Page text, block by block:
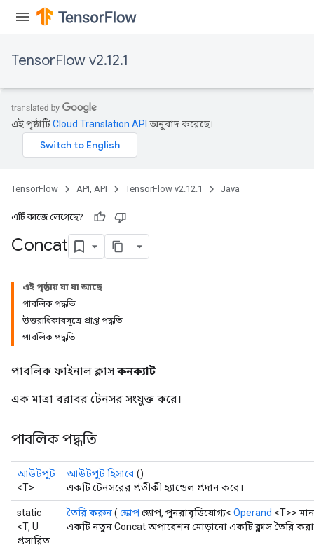
TensorFlow v2.12.1
এই পৃষ্ঠাটিCloud Translation API অনুবাদ করেছে।
TensorFlow API, API TensorFlow v2.12.1 Java
এটি কাজে লেগেছে?
Concat
এই পৃষ্ঠায় যা যা আছে
পাবলিক পদ্ধতি
উত্তরাধিকারসূত্রে প্রাপ্ত পদ্ধতি
পাবলিক পদ্ধতি
পাবলিক ফাইনাল ক্লাস কনক্যাট
এক মাত্রা বরাবর টেনসর সংযুক্ত করে।
পাবলিক পদ্ধতি
আউটপুট
<T>
আউটপুট হিসাবে()
একটি টেনসরের প্রতীকী হ্যান্ডেল প্রদান করে।
static
<T, U
প্রসারিত
তৈরি করুন( স্কোপস্কোপ, পুনরাবৃত্তিযোগ্য< Operand <T>>
একটি নতুন Concat অপারেশন মোড়ানো একটি ক্লাস তৈরি